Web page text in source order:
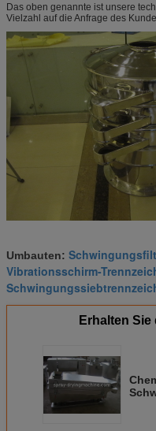
Das oben genannte ist unsere
Vielzahl auf die Anfrage des
Umbauten:
Vibrationsschirm-
Erhalten